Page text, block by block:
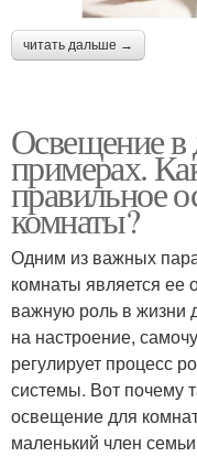
читать дальше →
Освещение в
примерах.
правильное
комнаты?
Одним из важных
комнаты является ее
важную роль в жизни
на настроение,
регулирует процесс
системы. Вот почему
освещение для
маленький член